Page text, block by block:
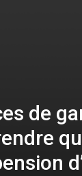
de